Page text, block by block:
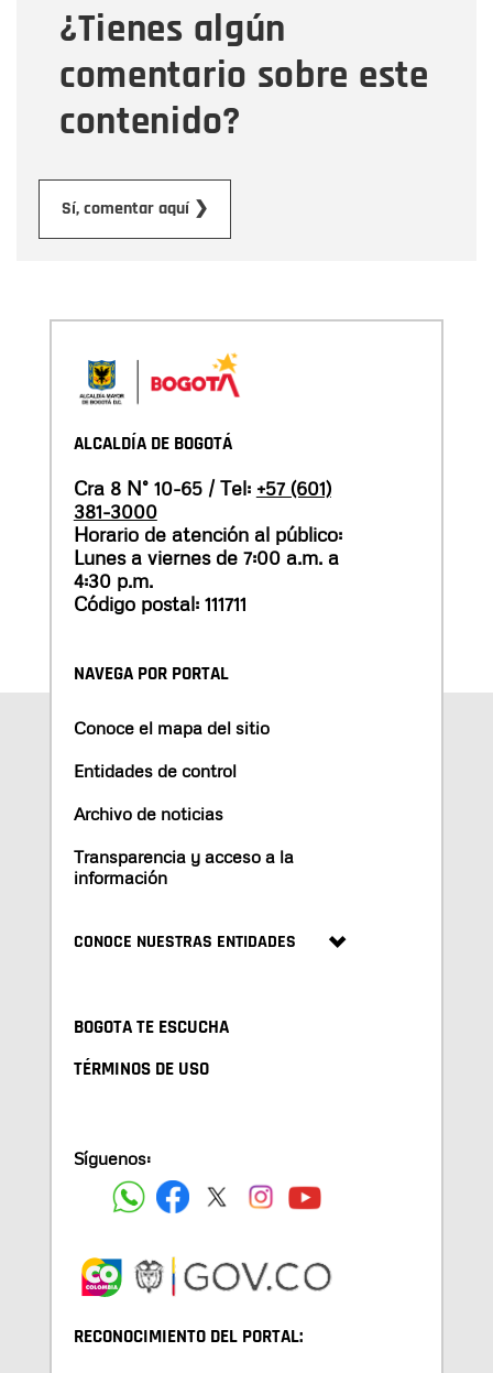
¿Tienes algún
comentario sobre este
contenido?
Sí, comentar aquí ❯
Mensaje
ALCALDÍA DE BOGOTÁ
Cra 8 N° 10-65 / Tel: +57 (601)
381-3000
Horario de atención al público:
Lunes a viernes de 7:00 a.m. a
4:30 p.m.
Código postal: 111711
NAVEGA POR PORTAL
Conoce el mapa del sitio
Entidades de control
Archivo de noticias
Transparencia y acceso a la
información
CONOCE NUESTRAS ENTIDADES
BOGOTA TE ESCUCHA
TÉRMINOS DE USO
Síguenos:
RECONOCIMIENTO DEL PORTAL: